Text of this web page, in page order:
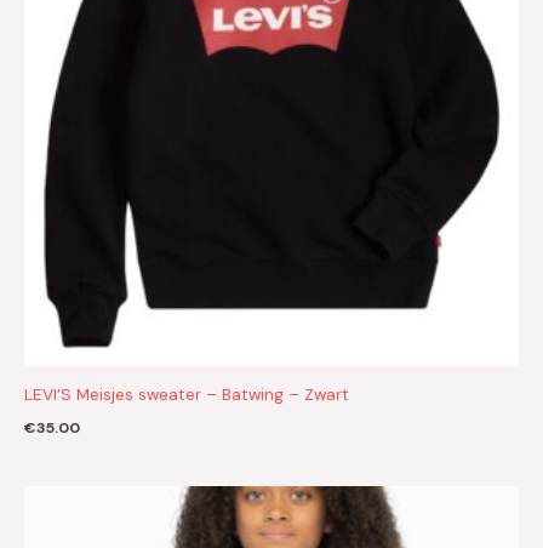
LEVI’S Meisjes sweater – Batwing – Zwart
€35.00